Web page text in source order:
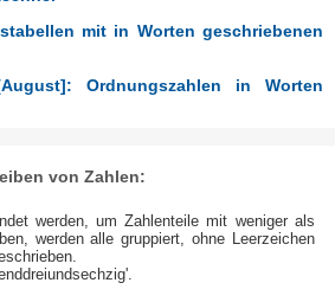
mit in Worten geschriebenen
Ordnungszahlen in Worten
von Zahlen:
werden, um Zahlenteile mit weniger als
werden alle gruppiert, ohne Leerzeichen